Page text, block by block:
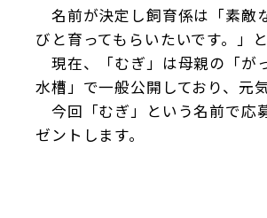
名前が決定し飼育係は「素敵
びと育ってもらいたいです。」
現在、「むぎ」は母親の「が
水槽」で一般公開しており、元
今回「むぎ」という名前で応
ゼントします。